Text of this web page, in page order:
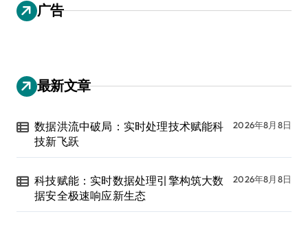
广告
最新文章
数据洪流中破局：实时处理技术赋能科
技新飞跃
2026年8月8日
科技赋能：实时数据处理引擎构筑大数
据安全极速响应新生态
2026年8月8日